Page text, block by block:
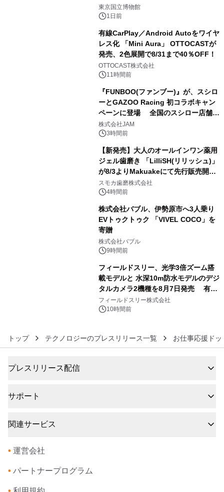
東京国立博物館
1日前
有線CarPlay／Android Autoをワイヤ
レス化 「Mini Aura」 OTTOCASTが
発売、2色展開で8/31まで40％OFF！
OTTOCAST株式会社
11時間前
『FUNBOO(ファンブー)』が、スシロ
ーとGAZOO Racing 初コラボキャン
ペーンに登場 全国のスシロー店舗で
GR 4車種の FUNBOO(ミニカー)付き
メニューが展開されます
株式会社JAM
3時間前
【新発売】大人のオールインワン薬用
ジェル歯磨き 「LilliSH(リリッシュ)」
が8/3よりMakuakeにて先行販売開
始！
スモカ歯磨株式会社
4時間前
株式会社バブル、伊勢原市へ3人乗り
EVトゥクトゥク 「VIVEL COCO」を
寄贈
株式会社バブル
9時間前
フィールドスリー、光学3倍ズーム搭
載モデルと 水深10m防水モデルのデジ
タルカメラ2機種を8月7日発売 有効
約1300万画素、用途別に選べるコンデ
ジ新登場
フィールドスリー株式会社
10時間前
トップ テクノロジーのプレスリリース一覧 お仕事応援ドッ
プレスリリース配信
サポート
関連サービス
• 運営会社
• パートナープログラム